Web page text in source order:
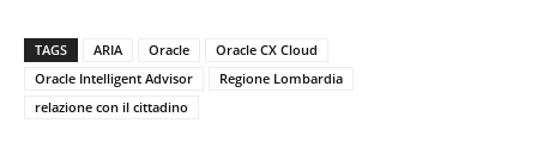
TAGS ARIA Oracle
Oracle CX Cloud
Oracle Intelligent Advisor
Regione Lombardia
relazione con il cittadino